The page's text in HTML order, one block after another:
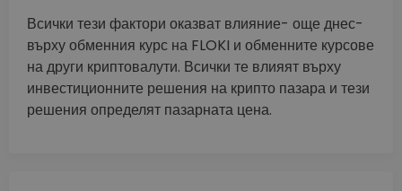
Всички тези фактори оказват влияние- още днес-
върху обменния курс на FLOKI и обменните курсове
на други криптовалути. Всички те влияят върху
инвестиционните решения на крипто пазара и тези
решения определят пазарната цена.